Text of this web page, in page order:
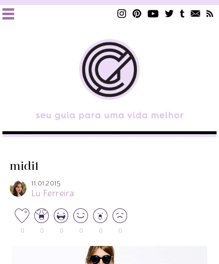
midi1
11.01.2015
Lu Ferreira
0 0 0 0 0 0